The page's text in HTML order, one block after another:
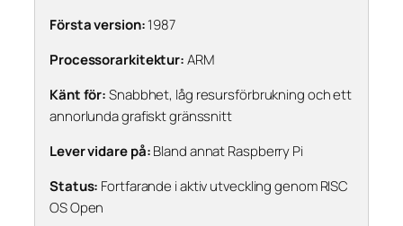
Första version:1987
Processorarkitektur:ARM
Känt för:Snabbhet, låg resursförbrukning och ett
annorlunda grafiskt gränssnitt
Lever vidare på:Bland annat Raspberry Pi
Status: Fortfarande i aktiv utveckling genom RISC
OS Open